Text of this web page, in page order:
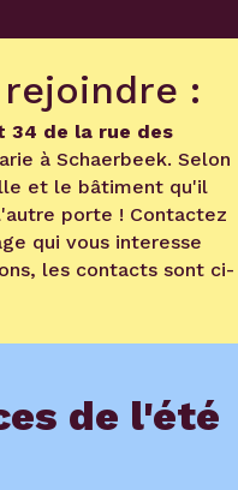
:
34 de la rue des
à Schaerbeek. Selon
et le bâtiment qu'il
porte ! Contactez
qui vous interesse
les contacts sont ci-
de l'été